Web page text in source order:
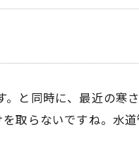
。と同時に、最近の寒
取らないですね。水